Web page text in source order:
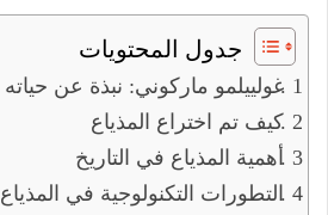
جدول المحتويات
غولييلمو ماركوني: نبذة عن حياته
كيف تم اختراع المذياع
أهمية المذياع في التاريخ
التطورات التكنولوجية في المذياع